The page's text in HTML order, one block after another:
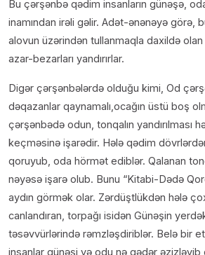
Bu çərşənbə qədim insanların günəşə,
inamından irəli gəlir. Adət-ənənəyə görə,
alovun üzərindən tullanmaqla daxildə
azar-bezarları yandırırlar.
Digər çərşənbələrdə olduğu kimi, Od
dəqazanlar qaynamalı,ocağın üstü boş
çərşənbədə odun, tonqalın yandırılması
keçməsinə işarədir. Hələ qədim
qoruyub, oda hörmət ediblər. Qalanan
nəyəsə işarə olub. Bunu “Kitabi-Dədə
aydın görmək olar. Zərdüştlükdən hələ
canlandıran, torpağı isidən Günəşin
təsəvvürlərində rəmzləşdiriblər. Belə bir
insanlar günəşi və odu nə qədər